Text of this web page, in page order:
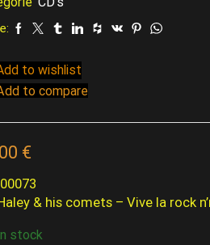
to wishlist
to compare
€
& his comets – Vive la rock
stock